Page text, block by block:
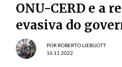
ONU-CERD e a
evasiva do
POR ROBERTO LIEBGOTT
16.11.2022